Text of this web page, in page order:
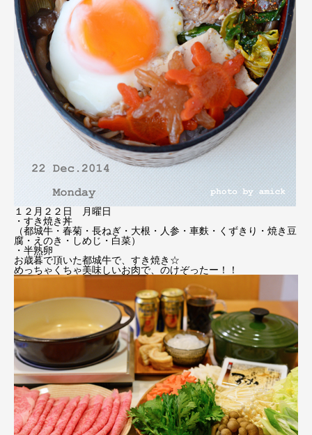
１２月２２日 月曜日
・すき焼き丼
（都城牛・春菊・長ねぎ・大根・人参・車麩・くずきり・焼き豆
腐・えのき・しめじ・白菜）
・半熟卵
お歳暮で頂いた都城牛で、すき焼き☆
めっちゃくちゃ美味しいお肉で、のけぞったー！！